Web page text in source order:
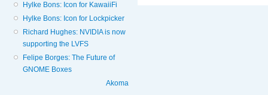
Hylke Bons: Icon for KawaiiFi
Hylke Bons: Icon for Lockpicker
Richard Hughes: NVIDIA is now
supporting the LVFS
Felipe Borges: The Future of
GNOME Boxes
Akoma